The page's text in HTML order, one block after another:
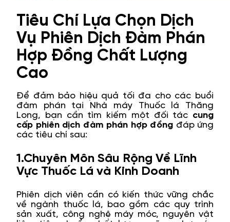
Tiêu Chí Lựa Chọn Dịch
Vụ Phiên Dịch Đàm Phán
Hợp Đồng Chất Lượng
Cao
Để đảm bảo hiệu quả tối đa cho các buổi
đàm phán tại Nhà máy Thuốc lá Thăng
Long, bạn cần tìm kiếm một đối tác cung
cấp phiên dịch đàm phán hợp đồng đáp ứng
các tiêu chí sau:
1.Chuyên Môn Sâu Rộng Về Lĩnh
Vực Thuốc Lá và Kinh Doanh
Phiên dịch viên cần có kiến thức vững chắc
về ngành thuốc lá, bao gồm các quy trình
sản xuất, công nghệ máy móc, nguyên vật